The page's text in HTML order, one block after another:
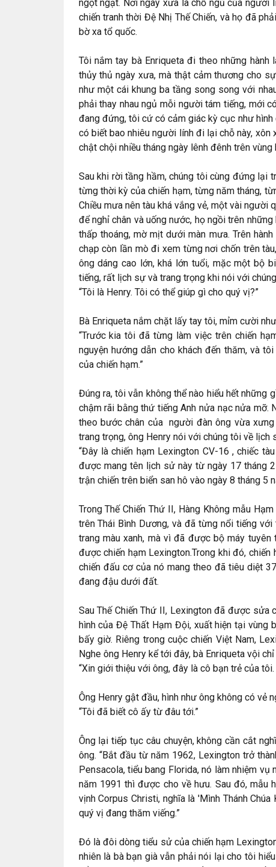
ngột ngạt. Nơi ngày xưa là chỗ ngủ của người
chiến tranh thời Đệ Nhị Thế Chiến, và họ đã
bờ xa tổ quốc.
Tôi nắm tay bà Enriqueta đi theo những
thủy thủ ngày xưa, mà thật cảm thương cho
như một cái khung ba tầng song song với
phải thay nhau ngủ mỗi người tám tiếng, mới
đang đứng, tôi cứ có cảm giác kỳ cục như
có biết bao nhiêu người lính đi lại chỗ này,
chật chội nhiều tháng ngày lênh đênh trên vùng
Sau khi rời tầng hầm, chúng tôi cùng đứng lại
từng thời kỳ của chiến hạm, từng năm tháng,
Chiều mưa nên tàu khá vắng vẻ, một vài người
để nghỉ chân và uống nước, họ ngồi trên
thấp thoáng, mờ mịt dưới màn mưa. Trên
chạp còn lần mò đi xem từng nơi chốn trên
ông dáng cao lớn, khá lớn tuổi, mặc một bộ
tiếng, rất lịch sự và trang trọng khi nói với
“Tôi là Henry. Tôi có thể giúp gì cho quý vị?”
Bà Enriqueta nắm chặt lấy tay tôi, mỉm cười
“Trước kia tôi đã từng làm việc trên chiến
nguyện hướng dẫn cho khách đến thăm, và
của chiến hạm.”
Đúng ra, tôi vẫn không thể nào hiểu hết những
chậm rãi bằng thứ tiếng Anh nửa nạc nửa
theo bước chân của người đàn ông vừa
trang trọng, ông Henry nói với chúng tôi về lịch
“Đây là chiến hạm Lexington CV-16 , chiếc
được mang tên lịch sử này từ ngày 17 tháng
trận chiến trên biển san hô vào ngày 8 tháng 5
Trong Thế Chiến Thứ II, Hàng Không mẫu
trên Thái Bình Dương, và đã từng nổi tiếng
trang màu xanh, mà vì đã được bộ máy
được chiến hạm Lexington.Trong khi đó,
chiến đấu cơ của nó mang theo đã tiêu diệt
đang đậu dưới đất.
Sau Thế Chiến Thứ II, Lexington đã được
hình của Đệ Thất Hạm Đội, xuất hiện tại vùng
bấy giờ. Riêng trong cuộc chiến Việt Nam,
Nghe ông Henry kể tới đây, bà Enriqueta vội
“Xin giới thiệu với ông, đây là cô bạn trẻ của
Ông Henry gật đầu, hình như ông không có vẻ
“Tôi đã biết cô ấy từ đâu tới.”
Ông lại tiếp tục câu chuyện, không cần cắt
ông. “Bắt đầu từ năm 1962, Lexington trở
Pensacola, tiểu bang Florida, nó làm nhiệm
năm 1991 thì được cho về hưu. Sau đó, mẫu
vịnh Corpus Christi, nghĩa là 'Mình Thánh
quý vị đang thăm viếng.”
Đó là đôi dòng tiểu sử của chiến hạm
nhiên là bà bạn già vẫn phải nói lại cho tôi